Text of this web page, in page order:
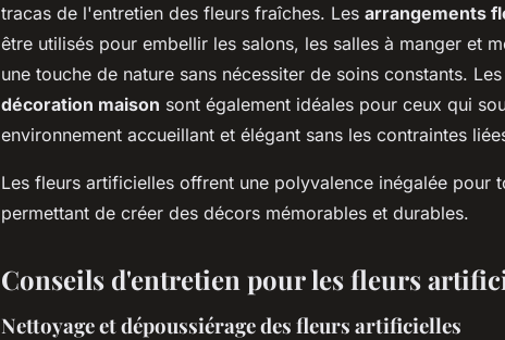
tracas de l'entretien des fleurs fraîches. Les arrangements
être utilisés pour embellir les salons, les salles à manger et
une touche de nature sans nécessiter de soins constants. Les
décoration maison sont également idéales pour ceux qui
environnement accueillant et élégant sans les contraintes
Les fleurs artificielles offrent une polyvalence inégalée pour
permettant de créer des décors mémorables et durables.
Conseils d'entretien pour les fleurs
Nettoyage et dépoussiérage des fleurs artificielles